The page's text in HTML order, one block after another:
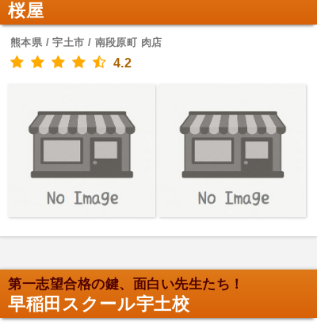
桜屋
熊本県 / 宇土市 / 南段原町 肉店
4.2
第一志望合格の鍵、面白い先生たち！
早稲田スクール宇土校